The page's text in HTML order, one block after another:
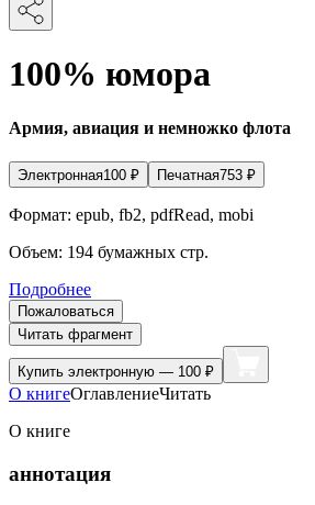
100% юмора
Армия, авиация и немножко флота
Электронная100 ₽ Печатная753 ₽
Формат: epub, fb2, pdfRead, mobi
Объем: 194 бумажных стр.
Подробнее
Пожаловаться
Читать фрагмент
Купить электронную — 100 ₽
О книгеОглавлениеЧитать
О книге
аннотация